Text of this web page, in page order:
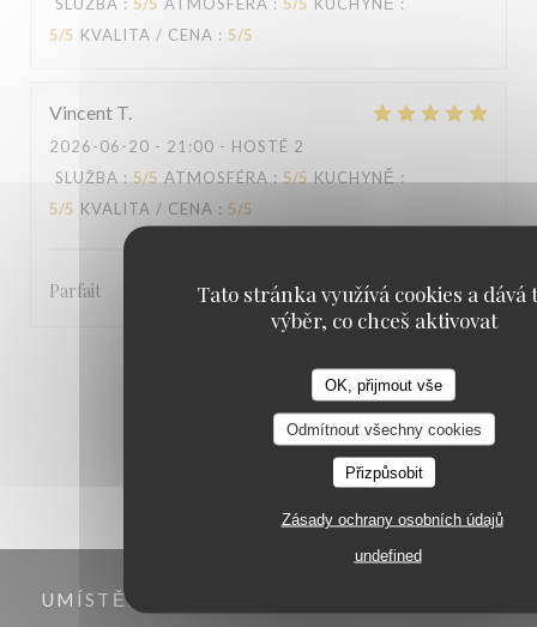
Tato stránka využívá cookies a dává
výběr, co chceš aktivovat
OK, přijmout vše
Odmítnout všechny cookies
Přizpůsobit
Zásady ochrany osobních údajů
undefined
5/5 KVALITA / CENA : 5/5
Vincent T
2026-06-20 - 21:00 - HOSTÉ 2
SLUŽBA : 5/5 ATMOSFÉRA : 5/5 KUCHYNĚ :
5/5 KVALITA / CENA : 5/5
Parfait
3
UMÍSTĚNÍ